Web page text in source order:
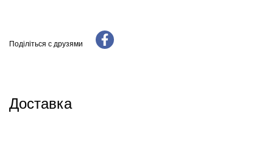
Поділіться с друзями
Доставка